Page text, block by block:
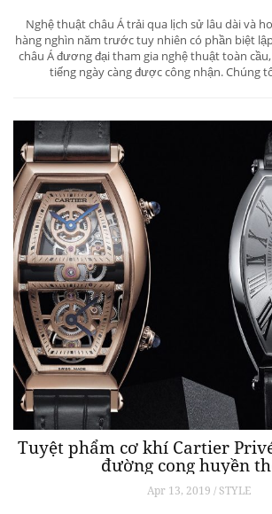
Nghệ thuật châu Á trải qua lịch sử lâu dài và
hàng nghìn năm trước tuy nhiên có phần biệt
châu Á đương đại tham gia nghệ thuật toàn
tiếng ngày càng được công nhận. Chúng
Tuyệt phẩm cơ khí Cartier
đường cong huyền
Apr 13, 2019 / STYLE